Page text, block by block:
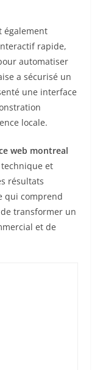
également
rapide,
automatiser
a sécurisé un
une interface
locale.
web montreal
et
résultats
qui comprend
transformer un
et de